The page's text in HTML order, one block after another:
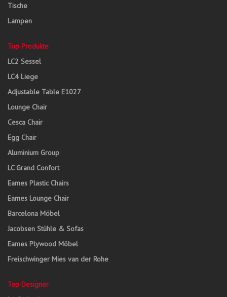
Tische
Lampen
Top Produkte
LC2 Sessel
LC4 Liege
Adjustable Table E1027
Lounge Chair
Cesca Chair
Egg Chair
Aluminium Group
LC Grand Confort
Eames Plastic Chairs
Eames Lounge Chair
Barcelona Möbel
Jacobsen Stühle & Sofas
Eames Plywood Möbel
Freischwinger Mies van der Rohe
Top Designer